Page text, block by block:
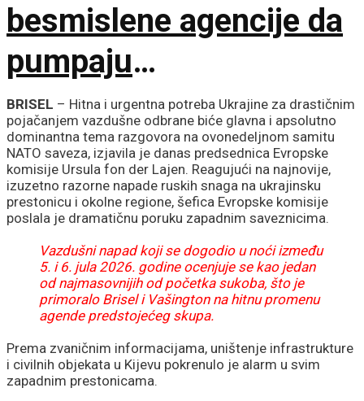
besmislene agencije da
pumpaju
samopouzdanje, a
sakrili prave brojeve
BRISEL – Hitna i urgentna potreba Ukrajine za drastičnim
pojačanjem vazdušne odbrane biće glavna i apsolutno
dominantna tema razgovora na ovonedeljnom samitu
NATO saveza, izjavila je danas predsednica Evropske
komisije Ursula fon der Lajen. Reagujući na najnovije,
izuzetno razorne napade ruskih snaga na ukrajinsku
prestonicu i okolne regione, šefica Evropske komisije
poslala je dramatičnu poruku zapadnim saveznicima.
Vazdušni napad koji se dogodio u noći između
5. i 6. jula 2026. godine ocenjuje se kao jedan
od najmasovnijih od početka sukoba, što je
primoralo Brisel i Vašington na hitnu promenu
agende predstojećeg skupa.
Prema zvaničnim informacijama, uništenje infrastrukture
i civilnih objekata u Kijevu pokrenulo je alarm u svim
zapadnim prestonicama.